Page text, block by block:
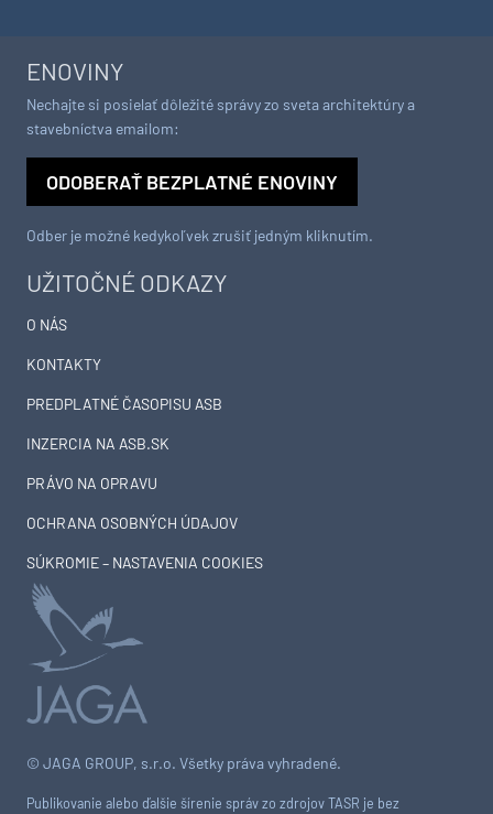
© JAGA GROUP, s.r.o. Všetky práva vyhradené.
Publikovanie alebo ďalšie šírenie správ zo zdrojov TASR je bez
UŽITOČNÉ ODKAZY
O NÁS
KONTAKTY
PREDPLATNÉ ČASOPISU ASB
INZERCIA NA ASB.SK
PRÁVO NA OPRAVU
OCHRANA OSOBNÝCH ÚDAJOV
SÚKROMIE – NASTAVENIA COOKIES
ENOVINY
Nechajte si posielať dôležité správy zo sveta architektúry a
stavebníctva emailom:
ODOBERAŤ BEZPLATNÉ ENOVINY
Odber je možné kedykoľvek zrušiť jedným kliknutím.